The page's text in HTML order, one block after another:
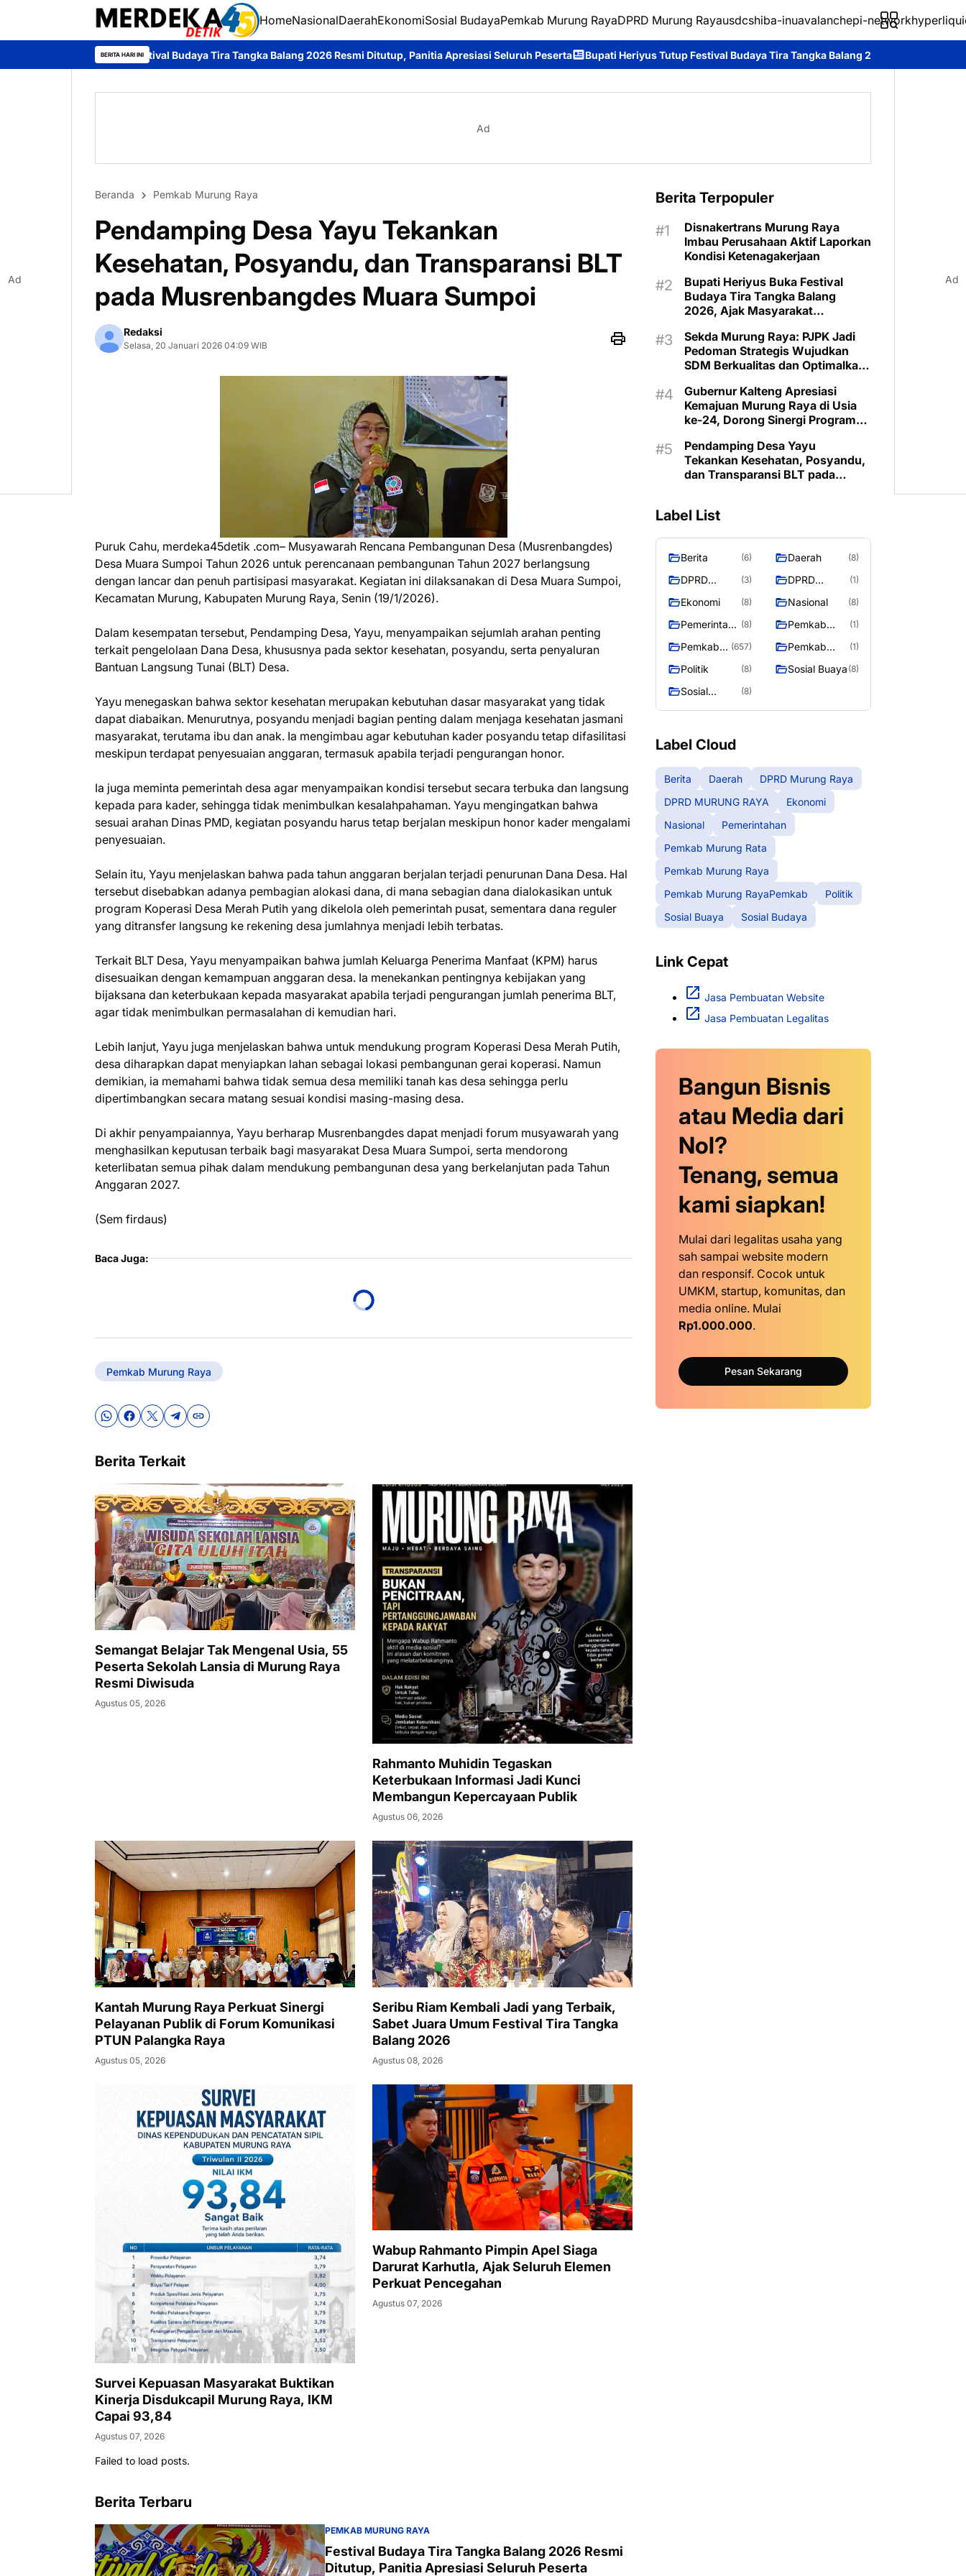
HomeNasionalDaerahEkonomiSosial BudayaPemkab Murung RayaDPRD Murung Rayausdcshiba-inuavalanchepi-network
BERITA HARI INI
Festival Budaya Tira Tangka Balang 2026 Resmi Ditutup, Panitia Apresiasi Seluruh Peserta Bupati Heriyus Tutup Festival Budaya Tira Tangka Balang 2026, Tekankan Pentingnya Pelestarian
Ad
Beranda Pemkab Murung Raya
Pendamping Desa Yayu Tekankan
Kesehatan, Posyandu, dan Transparansi BLT
pada Musrenbangdes Muara Sumpoi
Redaksi
Selasa, 20 Januari 2026 04:09 WIB
Puruk Cahu, merdeka45detik .com– Musyawarah Rencana Pembangunan Desa (Musrenbangdes)
Desa Muara Sumpoi Tahun 2026 untuk perencanaan pembangunan Tahun 2027 berlangsung
dengan lancar dan penuh partisipasi masyarakat. Kegiatan ini dilaksanakan di Desa Muara Sumpoi,
Kecamatan Murung, Kabupaten Murung Raya, Senin (19/1/2026).
Dalam kesempatan tersebut, Pendamping Desa, Yayu, menyampaikan sejumlah arahan penting
terkait pengelolaan Dana Desa, khususnya pada sektor kesehatan, posyandu, serta penyaluran
Bantuan Langsung Tunai (BLT) Desa.
Yayu menegaskan bahwa sektor kesehatan merupakan kebutuhan dasar masyarakat yang tidak
dapat diabaikan. Menurutnya, posyandu menjadi bagian penting dalam menjaga kesehatan jasmani
masyarakat, terutama ibu dan anak. Ia mengimbau agar kebutuhan kader posyandu tetap difasilitasi
meskipun terdapat penyesuaian anggaran, termasuk apabila terjadi pengurangan honor.
Ia juga meminta pemerintah desa agar menyampaikan kondisi tersebut secara terbuka dan langsung
kepada para kader, sehingga tidak menimbulkan kesalahpahaman. Yayu mengingatkan bahwa
sesuai arahan Dinas PMD, kegiatan posyandu harus tetap berjalan meskipun honor kader mengalami
penyesuaian.
Selain itu, Yayu menjelaskan bahwa pada tahun anggaran berjalan terjadi penurunan Dana Desa. Hal
tersebut disebabkan adanya pembagian alokasi dana, di mana sebagian dana dialokasikan untuk
program Koperasi Desa Merah Putih yang dikelola oleh pemerintah pusat, sementara dana reguler
yang ditransfer langsung ke rekening desa jumlahnya menjadi lebih terbatas.
Terkait BLT Desa, Yayu menyampaikan bahwa jumlah Keluarga Penerima Manfaat (KPM) harus
disesuaikan dengan kemampuan anggaran desa. Ia menekankan pentingnya kebijakan yang
bijaksana dan keterbukaan kepada masyarakat apabila terjadi pengurangan jumlah penerima BLT,
agar tidak menimbulkan permasalahan di kemudian hari.
Lebih lanjut, Yayu juga menjelaskan bahwa untuk mendukung program Koperasi Desa Merah Putih,
desa diharapkan dapat menyiapkan lahan sebagai lokasi pembangunan gerai koperasi. Namun
demikian, ia memahami bahwa tidak semua desa memiliki tanah kas desa sehingga perlu
dipertimbangkan secara matang sesuai kondisi masing-masing desa.
Di akhir penyampaiannya, Yayu berharap Musrenbangdes dapat menjadi forum musyawarah yang
menghasilkan keputusan terbaik bagi masyarakat Desa Muara Sumpoi, serta mendorong
keterlibatan semua pihak dalam mendukung pembangunan desa yang berkelanjutan pada Tahun
Anggaran 2027.
(Sem firdaus)
Baca Juga:
Pemkab Murung Raya
Berita Terkait
Semangat Belajar Tak Mengenal Usia, 55
Peserta Sekolah Lansia di Murung Raya
Resmi Diwisuda
Agustus 05, 2026
Rahmanto Muhidin Tegaskan
Keterbukaan Informasi Jadi Kunci
Membangun Kepercayaan Publik
Agustus 06, 2026
Kantah Murung Raya Perkuat Sinergi
Pelayanan Publik di Forum Komunikasi
PTUN Palangka Raya
Agustus 05, 2026
Seribu Riam Kembali Jadi yang Terbaik,
Sabet Juara Umum Festival Tira Tangka
Balang 2026
Agustus 08, 2026
Survei Kepuasan Masyarakat Buktikan
Kinerja Disdukcapil Murung Raya, IKM
Capai 93,84
Agustus 07, 2026
Wabup Rahmanto Pimpin Apel Siaga
Darurat Karhutla, Ajak Seluruh Elemen
Perkuat Pencegahan
Agustus 07, 2026
Failed to load posts.
Berita Terbaru
PEMKAB MURUNG RAYA
Festival Budaya Tira Tangka Balang 2026 Resmi
Ditutup, Panitia Apresiasi Seluruh Peserta
Berita Terpopuler
Disnakertrans Murung Raya
Imbau Perusahaan Aktif Laporkan
Kondisi Ketenagakerjaan
Bupati Heriyus Buka Festival
Budaya Tira Tangka Balang
2026, Ajak Masyarakat
Sekda Murung Raya: PJPK Jadi
Pedoman Strategis Wujudkan
SDM Berkualitas dan Optimalkan
Gubernur Kalteng Apresiasi
Kemajuan Murung Raya di Usia
ke-24, Dorong Sinergi Program
Pendamping Desa Yayu
Tekankan Kesehatan, Posyandu,
dan Transparansi BLT pada
Label List
Berita (6) Daerah (8)
DPRD
Raya
(3)
DPRD
RAYA
(1)
Ekonomi (8) Nasional (8)
Pemerintaha (8)
Pemkab
(1)
Pemkab
Raya
(657)
Pemkab
RayaPemka
(1)
Politik (8) Sosial Buaya (8)
Sosial
(8)
Label Cloud
Berita Daerah
DPRD Murung Raya
DPRD MURUNG RAYA
Ekonomi
Nasional
Pemerintahan
Pemkab Murung Rata
Pemkab Murung Raya
Pemkab Murung RayaPemkab
Politik
Sosial Buaya
Sosial Budaya
Link Cepat
Jasa Pembuatan Website
Jasa Pembuatan Legalitas
Bangun Bisnis
atau Media dari
Nol?
Tenang, semua
kami siapkan!
Mulai dari legalitas usaha yang
sah sampai website modern
dan responsif. Cocok untuk
UMKM, startup, komunitas, dan
media online. Mulai
Rp1.000.000.
Pesan Sekarang
Ad Ad